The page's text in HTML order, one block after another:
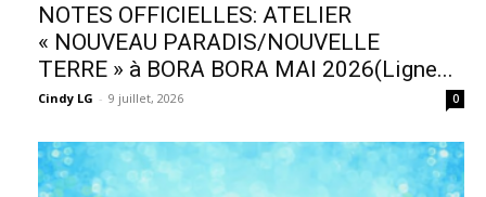
NOTES OFFICIELLES: ATELIER
« NOUVEAU PARADIS/NOUVELLE
TERRE » à BORA BORA MAI 2026(Ligne...
Cindy LG - 9 juillet, 2026 0